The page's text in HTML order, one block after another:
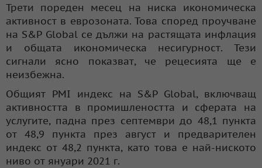
Трети пореден месец на ниска икономическа
активност в еврозоната. Това според проучване
на S&P Global се дължи на растящата инфлация
и общата икономическа несигурност. Тези
сигнали ясно показват, че рецесията ще е
неизбежна.
Общият PMI индекс на S&P Global, включващ
активността в промишлеността и сферата на
услугите, падна през септември до 48,1 пункта
от 48,9 пункта през август и предварителен
индекс от 48,2 пункта, като това е най-ниското
ниво от януари 2021 г.